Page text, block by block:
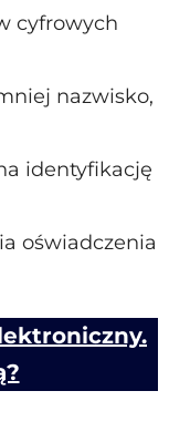
cyfrowych
nazwisko,
identyfikację
oświadczenia